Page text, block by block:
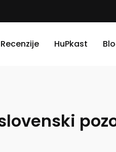
Recenzije HuPkast